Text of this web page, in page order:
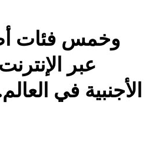
وخمس فئات
عبر
الأجنبية في